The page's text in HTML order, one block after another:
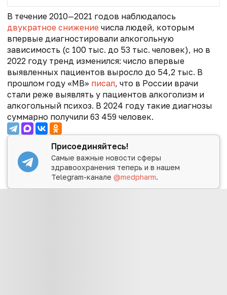
В течение 2010—2021 годов наблюдалось
двукратное снижение числа людей, которым
впервые диагностировали алкогольную
зависимость (с 100 тыс. до 53 тыс. человек), но в
2022 году тренд изменился: число впервые
выявленных пациентов выросло до 54,2 тыс. В
прошлом году «МВ» писал, что в России врачи
стали реже выявлять у пациентов алкоголизм и
алкогольный психоз. В 2024 году такие диагнозы
суммарно получили 63 459 человек.
Присоединяйтесь!
Самые важные новости сферы
здравоохранения теперь и в нашем
Telegram-канале@medpharm.